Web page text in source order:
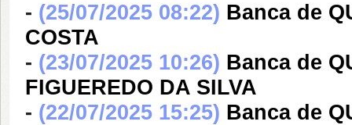
- (25/07/2025 08:22) Banca de
COSTA
- (23/07/2025 10:26) Banca de
FIGUEREDO DA SILVA
- (22/07/2025 15:25) Banca de